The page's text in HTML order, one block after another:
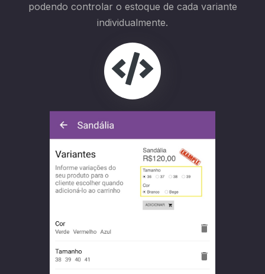
podendo controlar o estoque de cada variante
individualmente.